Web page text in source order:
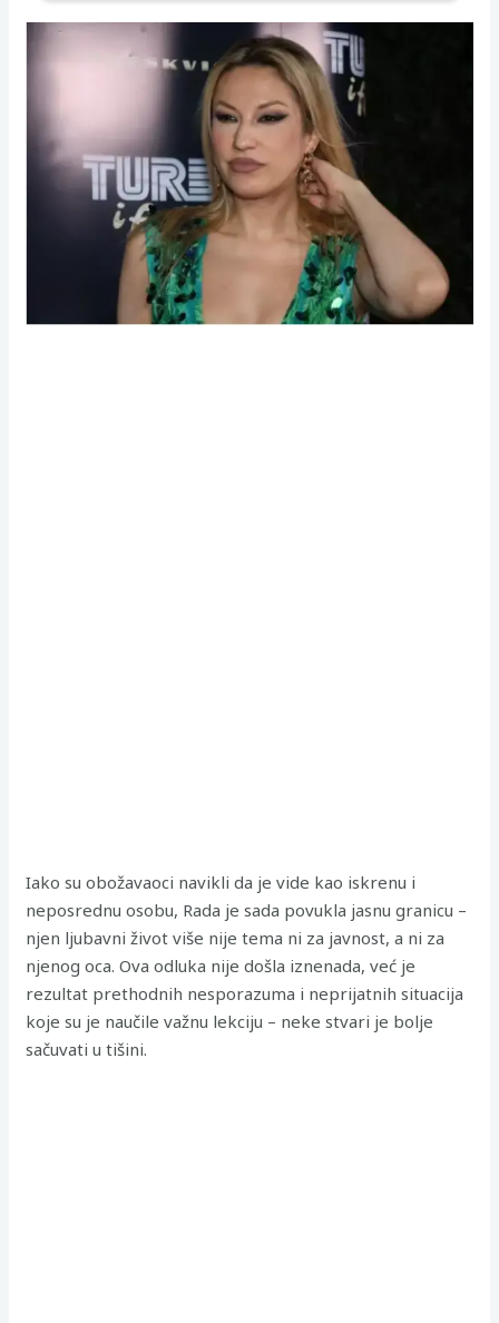
Iako su obožavaoci navikli da je vide kao iskrenu i
neposrednu osobu, Rada je sada povukla jasnu granicu –
njen ljubavni život više nije tema ni za javnost, a ni za
njenog oca. Ova odluka nije došla iznenada, već je
rezultat prethodnih nesporazuma i neprijatnih situacija
koje su je naučile važnu lekciju – neke stvari je bolje
sačuvati u tišini.